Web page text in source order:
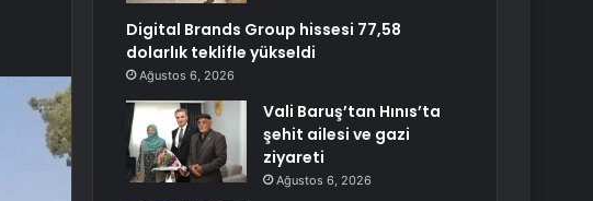
Digital Brands Group hissesi 77,58
dolarlık teklifle yükseldi
Ağustos 6, 2026
Vali Baruş’tan Hınıs’ta
şehit ailesi ve gazi
ziyareti
Ağustos 6, 2026